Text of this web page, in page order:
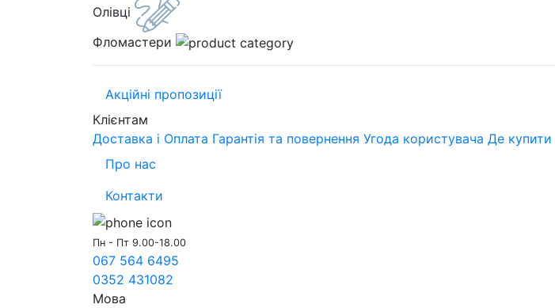
Олівці
Фломастери
Акційні пропозиції
Клієнтам
Доставка і Оплата Гарантія та повернення Угода користувача Де купити
Про нас
Контакти
Пн - Пт 9.00-18.00
067 564 6495
0352 431082
Мова